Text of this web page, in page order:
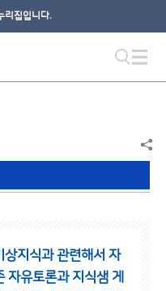
리집입니다.
지식과 관련해서 자
자유토론과 지식샘 게